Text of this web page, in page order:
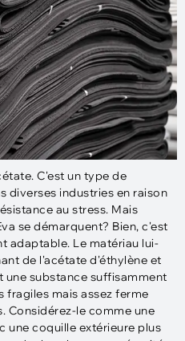
C'est un type de
diverses industries en raison
au stress. Mais
se démarquent? Bien, c'est
adaptable. Le matériau lui-
de l'acétate d'éthylène et
une substance suffisamment
mais assez ferme
Considérez-le comme une
une coquille extérieure plus